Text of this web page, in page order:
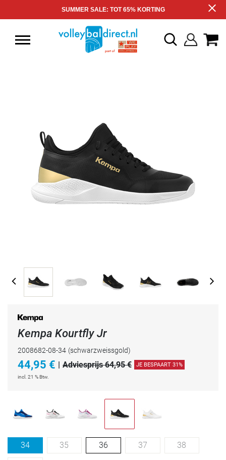
SUMMER SALE: TOT 65% KORTING
Kempa Kourtfly Jr
2008682-08-34 (schwarzweissgold)
44,95 € | Adviesprijs 64,95 € JE BESPAART 31%
incl. 21 % Btw.
34 35 36 37 38